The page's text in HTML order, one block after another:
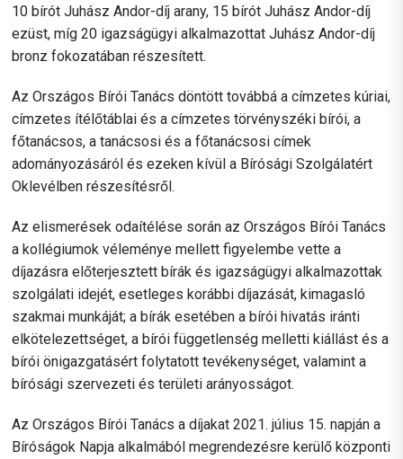
10 bírót Juhász Andor-díj arany, 15 bírót Juhász Andor-díj
ezüst, míg 20 igazságügyi alkalmazottat Juhász Andor-díj
bronz fokozatában részesített.
Az Országos Bírói Tanács döntött továbbá a címzetes kúriai,
címzetes ítélőtáblai és a címzetes törvényszéki bírói, a
főtanácsos, a tanácsosi és a főtanácsosi címek
adományozásáról és ezeken kívül a Bírósági Szolgálatért
Oklevélben részesítésről.
Az elismerések odaítélése során az Országos Bírói Tanács
a kollégiumok véleménye mellett figyelembe vette a
díjazásra előterjesztett bírák és igazságügyi alkalmazottak
szolgálati idejét, esetleges korábbi díjazását, kimagasló
szakmai munkáját; a bírák esetében a bírói hivatás iránti
elkötelezettséget, a bírói függetlenség melletti kiállást és a
bírói önigazgatásért folytatott tevékenységet, valamint a
bírósági szervezeti és területi arányosságot.
Az Országos Bírói Tanács a díjakat 2021. július 15. napján a
Bíróságok Napja alkalmából megrendezésre kerülő központi